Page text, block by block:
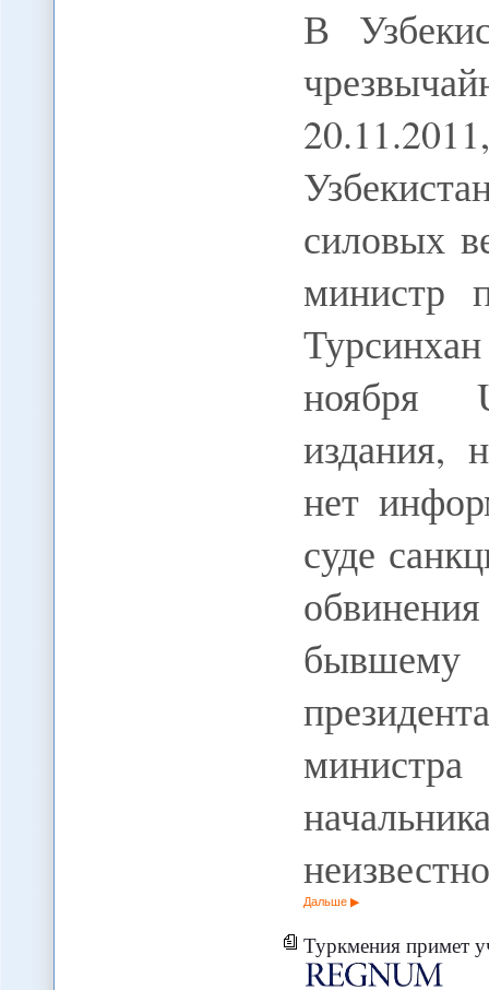
В
силовых
министр
ноября
издания,
нет
суде
бывшему
Дальше
Туркмения примет